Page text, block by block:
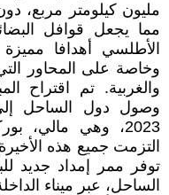
مليون كيلومتر مربع،
مما يجعل قوافل
الأطلسي أهدافا مميزة
وخاصة على المحاور التي
والغربية. تم اقتراح
وصول دول الساحل
2023، وهي مالي،
التزمت جميع هذه الأخيرة
توفر ممر إمداد جديد
الساحل، عبر ميناء